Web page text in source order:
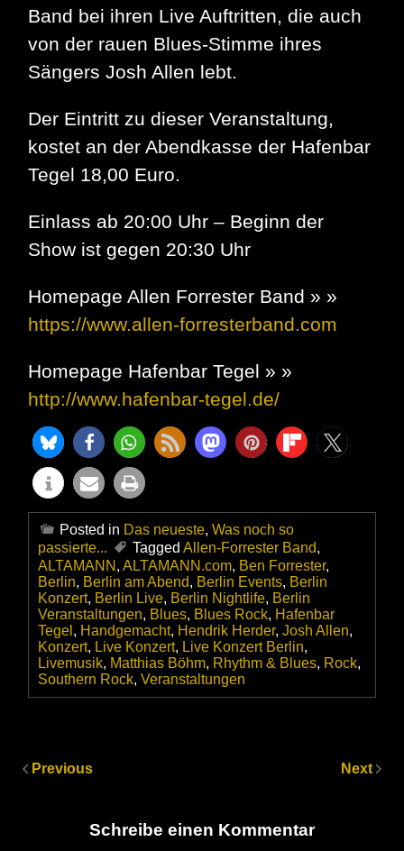
Band bei ihren Live Auftritten, die auch
von der rauen Blues-Stimme ihres
Sängers Josh Allen lebt.
Der Eintritt zu dieser Veranstaltung,
kostet an der Abendkasse der Hafenbar
Tegel 18,00 Euro.
Einlass ab 20:00 Uhr – Beginn der
Show ist gegen 20:30 Uhr
Homepage Allen Forrester Band » »
https://www.allen-forresterband.com
Homepage Hafenbar Tegel » »
http://www.hafenbar-tegel.de/
Posted in Das neueste, Was noch so
passierte...
Tagged Allen-Forrester Band,
ALTAMANN , ALTAMANN.com, Ben Forrester,
Berlin, Berlin am Abend, Berlin Events, Berlin
Konzert, Berlin Live, Berlin Nightlife, Berlin
Veranstaltungen, Blues, Blues Rock, Hafenbar
Tegel , Handgemacht, Hendrik Herder, Josh Allen,
Konzert, Live Konzert, Live Konzert Berlin,
Livemusik, Matthias Böhm, Rhythm & Blues, Rock,
Southern Rock, Veranstaltungen
Previous Next
Schreibe einen Kommentar